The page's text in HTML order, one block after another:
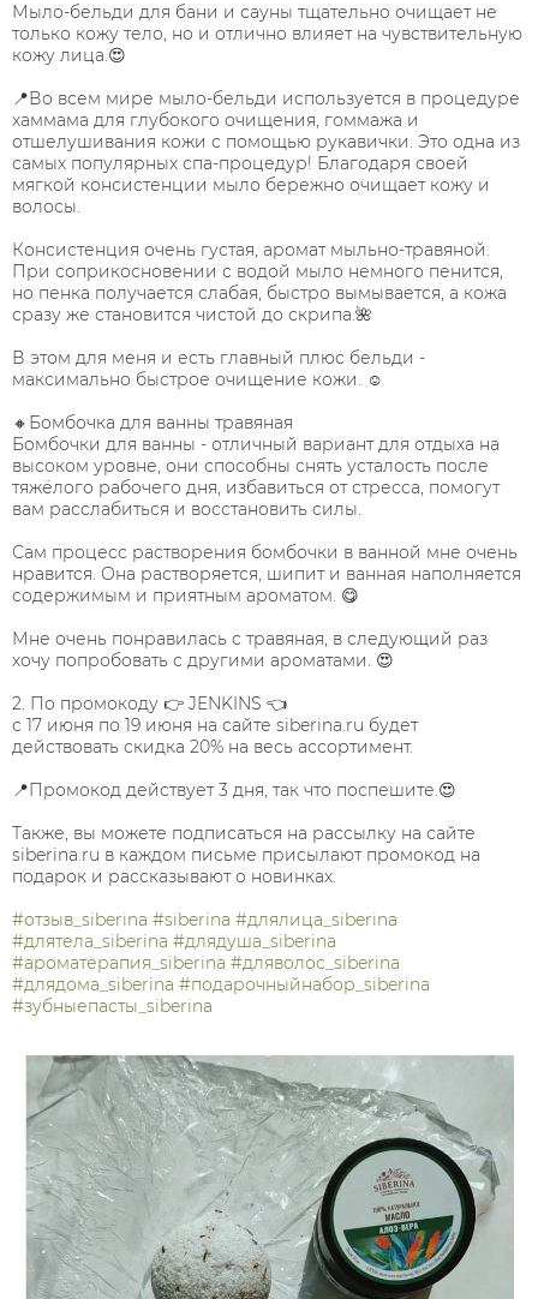
Мыло-бельди для бани и сауны тщательно очищает не
только кожу тело, но и отлично влияет на чувствительную
кожу лица.😍
📍Во всем мире мыло-бельди используется в процедуре
хаммама для глубокого очищения, гоммажа и
отшелушивания кожи с помощью рукавички. Это одна из
самых популярных спа-процедур! Благодаря своей
мягкой консистенции мыло бережно очищает кожу и
волосы.
Консистенция очень густая, аромат мыльно-травяной.
При соприкосновении с водой мыло немного пенится,
но пенка получается слабая, быстро вымывается, а кожа
сразу же становится чистой до скрипа.🌺
В этом для меня и есть главный плюс бельди -
максимально быстрое очищение кожи. ☺
🔸Бомбочка для ванны травяная
Бомбочки для ванны - отличный вариант для отдыха на
высоком уровне, они способны снять усталость после
тяжёлого рабочего дня, избавиться от стресса, помогут
вам расслабиться и восстановить силы.
Сам процесс растворения бомбочки в ванной мне очень
нравится. Она растворяется, шипит и ванная наполняется
содержимым и приятным ароматом. 😋
Мне очень понравилась с травяная, в следующий раз
хочу попробовать с другими ароматами. 😍
2. По промокоду 👉 JENKINS 👈
с 17 июня по 19 июня на сайте siberina.ru будет
действовать скидка 20% на весь ассортимент.
📍Промокод действует 3 дня, так что поспешите.😍
Также, вы можете подписаться на рассылку на сайте
siberina.ru в каждом письме присылают промокод на
подарок и рассказывают о новинках.
#отзыв_siberina #siberina #длялица_siberina
#длятела_siberina #длядуша_siberina
#ароматерапия_siberina #дляволос_siberina
#длядома_siberina #подарочныйнабор_siberina
#зубныепасты_siberina